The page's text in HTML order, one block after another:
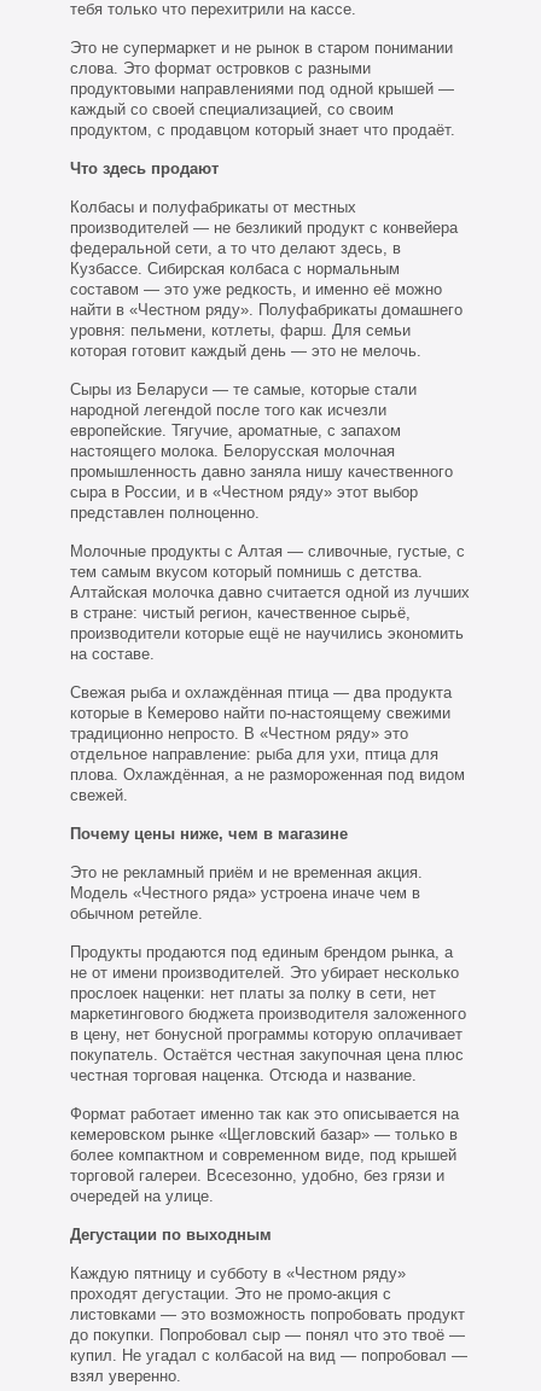
тебя только что перехитрили на кассе.
Это не супермаркет и не рынок в старом понимании
слова. Это формат островков с разными
продуктовыми направлениями под одной крышей —
каждый со своей специализацией, со своим
продуктом, с продавцом который знает что продаёт.
Что здесь продают
Колбасы и полуфабрикаты от местных
производителей — не безликий продукт с конвейера
федеральной сети, а то что делают здесь, в
Кузбассе. Сибирская колбаса с нормальным
составом — это уже редкость, и именно её можно
найти в «Честном ряду». Полуфабрикаты домашнего
уровня: пельмени, котлеты, фарш. Для семьи
которая готовит каждый день — это не мелочь.
Сыры из Беларуси — те самые, которые стали
народной легендой после того как исчезли
европейские. Тягучие, ароматные, с запахом
настоящего молока. Белорусская молочная
промышленность давно заняла нишу качественного
сыра в России, и в «Честном ряду» этот выбор
представлен полноценно.
Молочные продукты с Алтая — сливочные, густые, с
тем самым вкусом который помнишь с детства.
Алтайская молочка давно считается одной из лучших
в стране: чистый регион, качественное сырьё,
производители которые ещё не научились экономить
на составе.
Свежая рыба и охлаждённая птица — два продукта
которые в Кемерово найти по-настоящему свежими
традиционно непросто. В «Честном ряду» это
отдельное направление: рыба для ухи, птица для
плова. Охлаждённая, а не размороженная под видом
свежей.
Почему цены ниже, чем в магазине
Это не рекламный приём и не временная акция.
Модель «Честного ряда» устроена иначе чем в
обычном ретейле.
Продукты продаются под единым брендом рынка, а
не от имени производителей. Это убирает несколько
прослоек наценки: нет платы за полку в сети, нет
маркетингового бюджета производителя заложенного
в цену, нет бонусной программы которую оплачивает
покупатель. Остаётся честная закупочная цена плюс
честная торговая наценка. Отсюда и название.
Формат работает именно так как это описывается на
кемеровском рынке «Щегловский базар» — только в
более компактном и современном виде, под крышей
торговой галереи. Всесезонно, удобно, без грязи и
очередей на улице.
Дегустации по выходным
Каждую пятницу и субботу в «Честном ряду»
проходят дегустации. Это не промо-акция с
листовками — это возможность попробовать продукт
до покупки. Попробовал сыр — понял что это твоё —
купил. Не угадал с колбасой на вид — попробовал —
взял уверенно.